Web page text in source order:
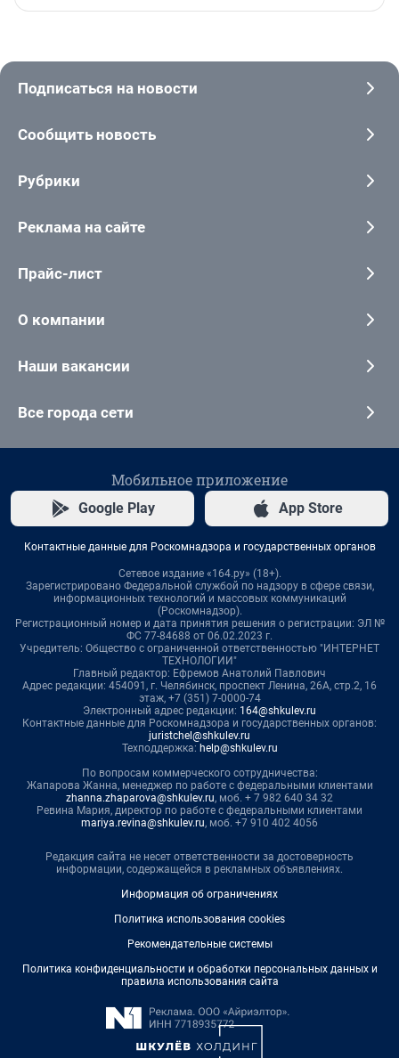
Подписаться на новости
Сообщить новость
Рубрики
Реклама на сайте
Прайс-лист
О компании
Наши вакансии
Все города сети
Мобильное приложение
Google Play App Store
Контактные данные для Роскомнадзора и государственных органов
Сетевое издание «164.ру» (18+).
Зарегистрировано Федеральной службой по надзору в сфере связи,
информационных технологий и массовых коммуникаций
(Роскомнадзор).
Регистрационный номер и дата принятия решения о регистрации: ЭЛ №
ФС 77-84688 от 06.02.2023 г.
Учредитель: Общество с ограниченной ответственностью "ИНТЕРНЕТ
ТЕХНОЛОГИИ"
Главный редактор: Ефремов Анатолий Павлович
Адрес редакции: 454091, г. Челябинск, проспект Ленина, 26А, стр.2, 16
этаж, +7 (351) 7-0000-74
Электронный адрес редакции: 164@shkulev.ru
Контактные данные для Роскомнадзора и государственных органов:
juristchel@shkulev.ru
Техподдержка: help@shkulev.ru
По вопросам коммерческого сотрудничества:
Жапарова Жанна, менеджер по работе с федеральными клиентами
zhanna.zhaparova@shkulev.ru, моб. + 7 982 640 34 32
Ревина Мария, директор по работе с федеральными клиентами
mariya.revina@shkulev.ru, моб. +7 910 402 4056
Редакция сайта не несет ответственности за достоверность
информации, содержащейся в рекламных объявлениях.
Информация об ограничениях
Политика использования cookies
Рекомендательные системы
Политика конфиденциальности и обработки персональных данных и
правила использования сайта